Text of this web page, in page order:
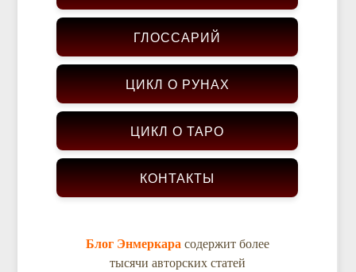
ГЛОССАРИЙ
ЦИКЛ О РУНАХ
ЦИКЛ О ТАРО
КОНТАКТЫ
Блог Энмеркара содержит более
тысячи авторских статей